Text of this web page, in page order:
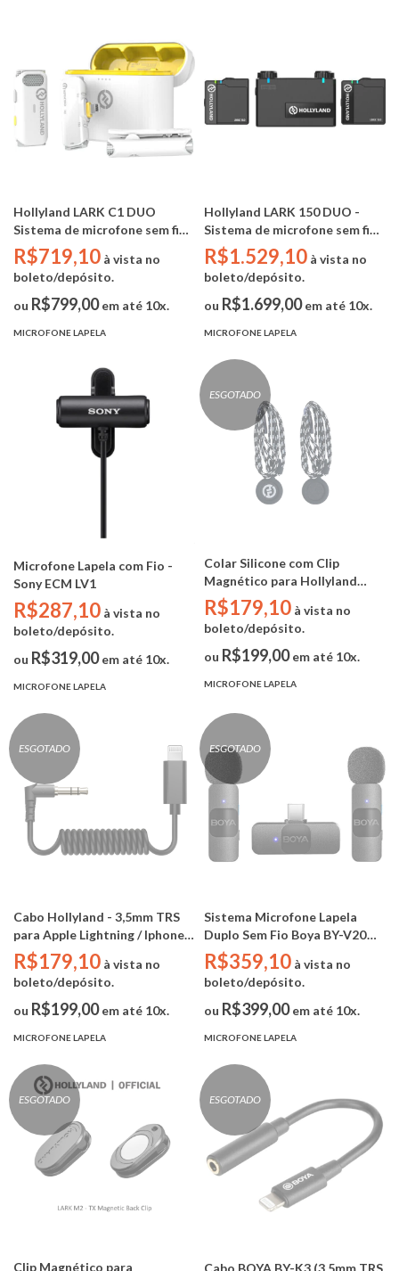
Hollyland LARK C1 DUO
Sistema de microfone sem fio
para 2 pessoas (IOS
LIGHTINING) BRANCO
R$719,10 à vista no
boleto/depósito.
ou R$799,00em até 10x.
MICROFONE LAPELA
Hollyland LARK 150 DUO -
Sistema de microfone sem fio
para 2 pessoas (2,4 GHz,
preto)
R$1.529,10 à vista no
boleto/depósito.
ou R$1.699,00em até 10x.
MICROFONE LAPELA
Microfone Lapela com Fio -
Sony ECM LV1
R$287,10 à vista no
boleto/depósito.
ou R$319,00em até 10x.
MICROFONE LAPELA
ESGOTADO
Colar Silicone com Clip
Magnético para Hollyland
LARK M2 - Lanyard Necklace
HL-CM02 (2 unidades)
R$179,10 à vista no
boleto/depósito.
ou R$199,00em até 10x.
MICROFONE LAPELA
ESGOTADO
Cabo Hollyland - 3,5mm TRS
para Apple Lightning / Iphone
(Certificado MFi)
R$179,10 à vista no
boleto/depósito.
ou R$199,00em até 10x.
MICROFONE LAPELA
ESGOTADO
Sistema Microfone Lapela
Duplo Sem Fio Boya BY-V20
(2.4Ghz / USB-C)
R$359,10 à vista no
boleto/depósito.
ou R$399,00em até 10x.
MICROFONE LAPELA
ESGOTADO
Clip Magnético para
ESGOTADO
Cabo BOYA BY-K3 (3.5mm TRS